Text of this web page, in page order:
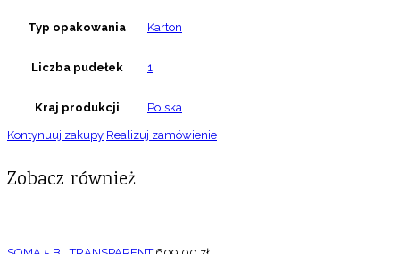
Typ opakowania Karton
Liczba pudełek 1
Kraj produkcji Polska
Kontynuuj zakupy Realizuj zamówienie
Zobacz również